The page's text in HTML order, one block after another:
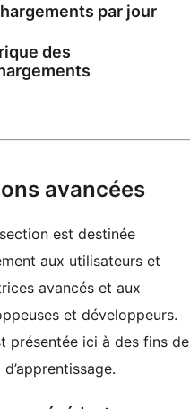
par jour
des
avancées
est destinée
aux utilisateurs et
avancés et aux
et développeurs.
présentée ici à des fins de